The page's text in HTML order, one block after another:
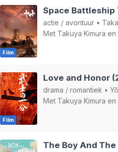
Film
Space Battleship
actie / avontuur •
Met Takuya Kimura en
Film
Love and Honor
drama / romantiek •
Met Takuya Kimura en
The Boy And